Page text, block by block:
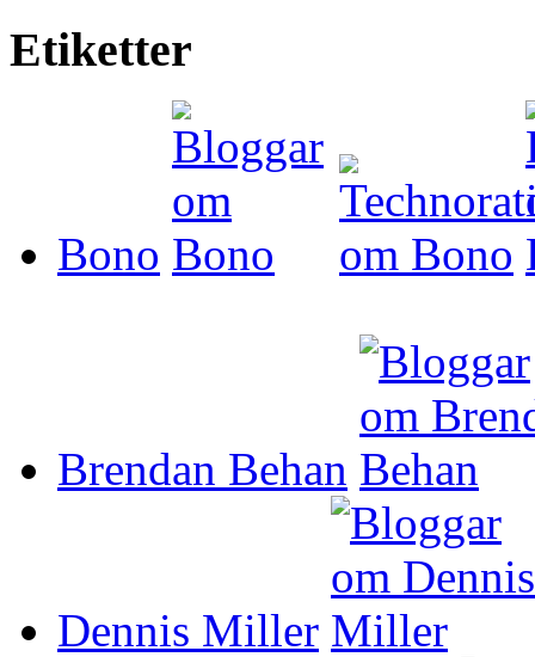
Etiketter
Bono
Brendan Behan
Dennis Miller